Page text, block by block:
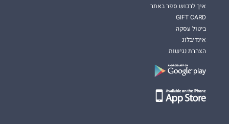
איך לרכוש ספר באתר
GIFT CARD
ביטול עסקה
אינדיבלוג
הצהרת נגישות